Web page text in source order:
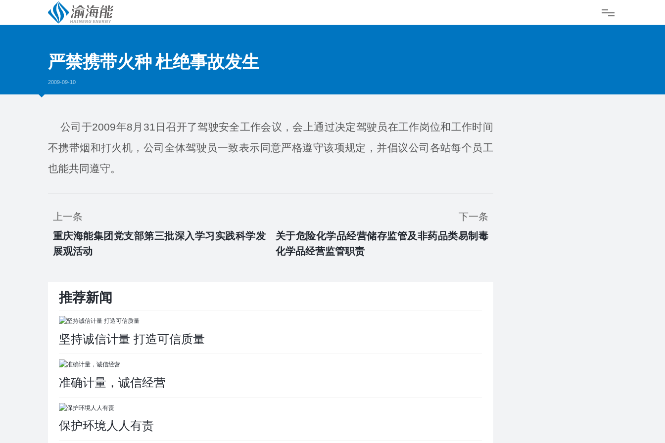
严禁携带火种 杜绝事故发生
2009-09-10
公司于2009年8月31日召开了驾驶安全工作会议，会上通过决定驾驶员在工作岗位和工作时间
不携带烟和打火机，公司全体驾驶员一致表示同意严格遵守该项规定，并倡议公司各站每个员工
也能共同遵守。
上一条
重庆海能集团党支部第三批深入学习实践科学发
展观活动
下一条
关于危险化学品经营储存监管及非药品类易制毒
化学品经营监管职责
推荐新闻
坚持诚信计量 打造可信质量
准确计量，诚信经营
保护环境人人有责